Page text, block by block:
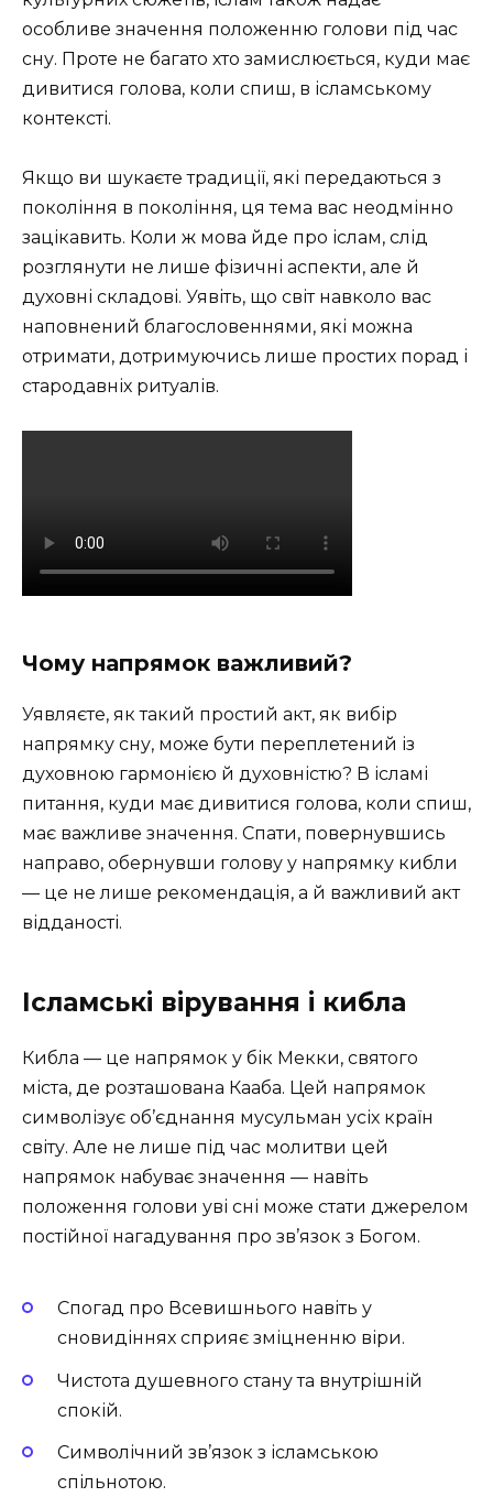
особливе значення положенню голови під час
сну. Проте не багато хто замислюється, куди має
дивитися голова, коли спиш, в ісламському
контексті.
Якщо ви шукаєте традиції, які передаються з
покоління в покоління, ця тема вас неодмінно
зацікавить. Коли ж мова йде про іслам, слід
розглянути не лише фізичні аспекти, але й
духовні складові. Уявіть, що світ навколо вас
наповнений благословеннями, які можна
отримати, дотримуючись лише простих порад і
стародавніх ритуалів.
Чому напрямок важливий?
Уявляєте, як такий простий акт, як вибір
напрямку сну, може бути переплетений із
духовною гармонією й духовністю? В ісламі
питання, куди має дивитися голова, коли спиш,
має важливе значення. Спати, повернувшись
направо, обернувши голову у напрямку кибли
— це не лише рекомендація, а й важливий акт
відданості.
Ісламські вірування і кибла
Кибла — це напрямок у бік Мекки, святого
міста, де розташована Кааба. Цей напрямок
символізує об’єднання мусульман усіх країн
світу. Але не лише під час молитви цей
напрямок набуває значення — навіть
положення голови уві сні може стати джерелом
постійної нагадування про зв’язок з Богом.
Спогад про Всевишнього навіть у
сновидіннях сприяє зміцненню віри.
Чистота душевного стану та внутрішній
спокій.
Символічний зв’язок з ісламською
спільнотою.